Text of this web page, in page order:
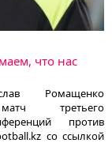
что нас
Ромащенко
третьего
против
со ссылкой